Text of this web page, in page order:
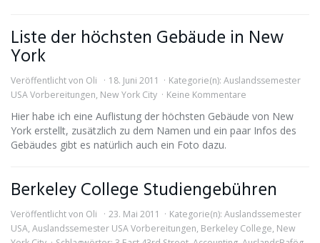
Liste der höchsten Gebäude in New
York
Veröffentlicht von Oli 18. Juni 2011 Kategorie(n): Auslandssemester
USA Vorbereitungen, New York City Keine Kommentare
Hier habe ich eine Auflistung der höchsten Gebäude von New
York erstellt, zusätzlich zu dem Namen und ein paar Infos des
Gebäudes gibt es natürlich auch ein Foto dazu.
Berkeley College Studiengebühren
Veröffentlicht von Oli 23. Mai 2011 Kategorie(n): Auslandssemester
USA, Auslandssemester USA Vorbereitungen, Berkeley College, New